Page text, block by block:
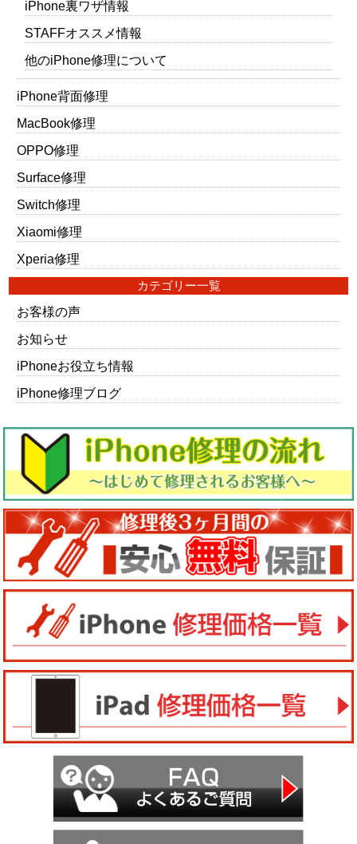
iPhone裏ワザ情報
STAFFオススメ情報
他のiPhone修理について
iPhone背面修理
MacBook修理
OPPO修理
Surface修理
Switch修理
Xiaomi修理
Xperia修理
カテゴリー一覧
お客様の声
お知らせ
iPhoneお役立ち情報
iPhone修理ブログ